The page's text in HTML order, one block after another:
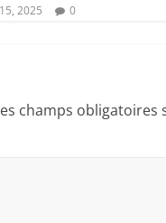
2025 0
champs obligatoires